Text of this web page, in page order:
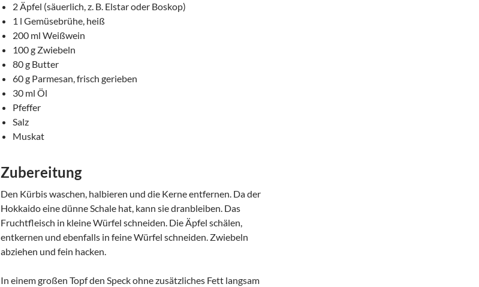
2 Äpfel (säuerlich, z. B. Elstar oder Boskop)
1 l Gemüsebrühe, heiß
200 ml Weißwein
100 g Zwiebeln
80 g Butter
60 g Parmesan, frisch gerieben
30 ml Öl
Pfeffer
Salz
Muskat
Zubereitung
Den Kürbis waschen, halbieren und die Kerne entfernen. Da der
Hokkaido eine dünne Schale hat, kann sie dranbleiben. Das
Fruchtfleisch in kleine Würfel schneiden. Die Äpfel schälen,
entkernen und ebenfalls in feine Würfel schneiden. Zwiebeln
abziehen und fein hacken.
In einem großen Topf den Speck ohne zusätzliches Fett langsam